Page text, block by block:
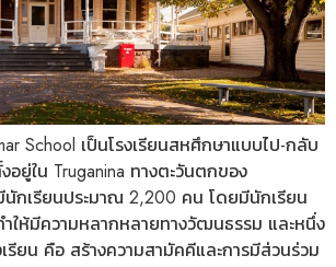
School เป็นโรงเรียนสหศึกษาแบบไป-กลับ
ยู่ใน Truganina ทางตะวันตกของ
กเรียนประมาณ 2,200 คน โดยมีนักเรียน
ให้มีความหลากหลายทางวัฒนธรรม และหนึ่ง
รียน คือ สร้างความสามัคคีและการมีส่วนร่วม